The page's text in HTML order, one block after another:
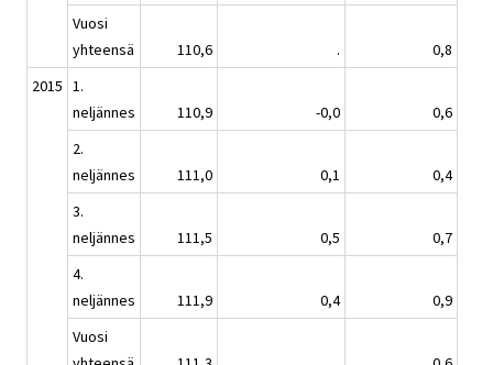
Vuosi
yhteensä
110,6 .
0,8
2015 1.
neljännes
110,9 -0,0
0,6
2.
neljännes
111,0 0,1
0,4
3.
neljännes
111,5 0,5
0,7
4.
neljännes
111,9 0,4
0,9
Vuosi